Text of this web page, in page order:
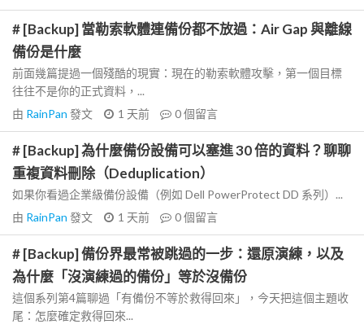
# [Backup] 當勒索軟體連備份都不放過：Air Gap 與離線
備份是什麼
前面幾篇提過一個殘酷的現實：現在的勒索軟體攻擊，第一個目標
往往不是你的正式資料，...
由 RainPan 發文 1 天前 0個留言
# [Backup] 為什麼備份設備可以塞進 30 倍的資料？聊聊
重複資料刪除（Deduplication）
如果你看過企業級備份設備（例如 Dell PowerProtect DD 系列）...
由 RainPan 發文 1 天前 0個留言
# [Backup] 備份界最常被跳過的一步：還原演練，以及
為什麼「沒演練過的備份」等於沒備份
這個系列第4篇聊過「有備份不等於救得回來」，今天把這個主題收
尾：怎麼確定救得回來...